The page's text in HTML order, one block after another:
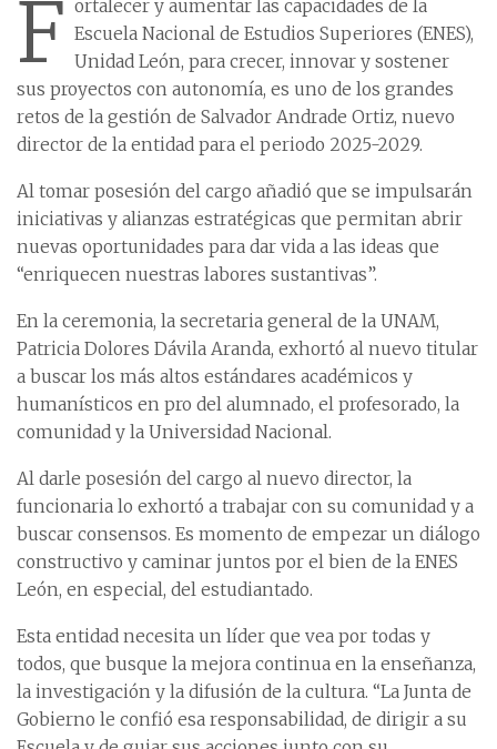
F ortalecer y aumentar las capacidades de la
Escuela Nacional de Estudios Superiores (ENES),
Unidad León, para crecer, innovar y sostener
sus proyectos con autonomía, es uno de los grandes
retos de la gestión de Salvador Andrade Ortiz, nuevo
director de la entidad para el periodo 2025-2029.
Al tomar posesión del cargo añadió que se impulsarán
iniciativas y alianzas estratégicas que permitan abrir
nuevas oportunidades para dar vida a las ideas que
“enriquecen nuestras labores sustantivas”.
En la ceremonia, la secretaria general de la UNAM,
Patricia Dolores Dávila Aranda, exhortó al nuevo titular
a buscar los más altos estándares académicos y
humanísticos en pro del alumnado, el profesorado, la
comunidad y la Universidad Nacional.
Al darle posesión del cargo al nuevo director, la
funcionaria lo exhortó a trabajar con su comunidad y a
buscar consensos. Es momento de empezar un diálogo
constructivo y caminar juntos por el bien de la ENES
León, en especial, del estudiantado.
Esta entidad necesita un líder que vea por todas y
todos, que busque la mejora continua en la enseñanza,
la investigación y la difusión de la cultura. “La Junta de
Gobierno le confió esa responsabilidad, de dirigir a su